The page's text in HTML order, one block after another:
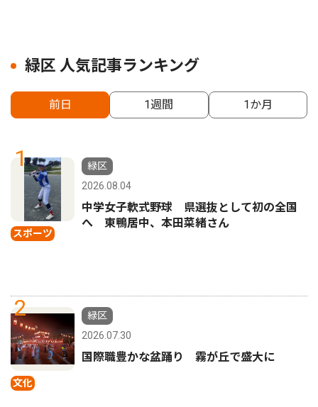
緑区 人気記事ランキング
前日 1週間 1か月
1
スポーツ
緑区
2026.08.04
中学女子軟式野球 県選抜として初の全国
へ 東鴨居中、本田菜緒さん
2
文化
緑区
2026.07.30
国際職豊かな盆踊り 霧が丘で盛大に